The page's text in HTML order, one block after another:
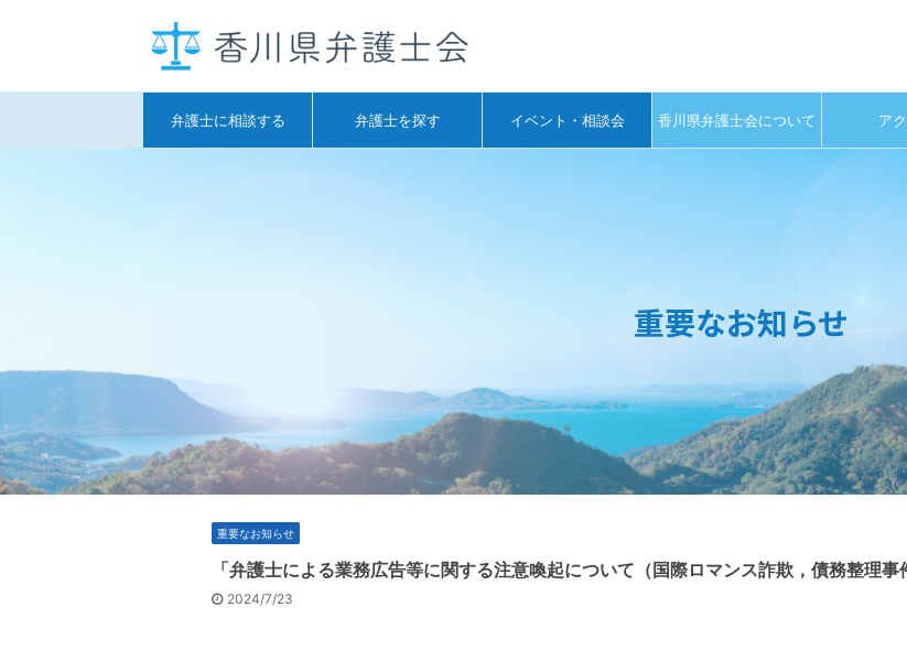
弁護士に相談する 弁護士を探す イベント・相談会 香川県弁護士会について ア
重要なお知らせ
重要なお知らせ
「弁護士による業務広告等に関する注意喚起について（国際ロマンス詐欺，債務整理事
2024/7/23